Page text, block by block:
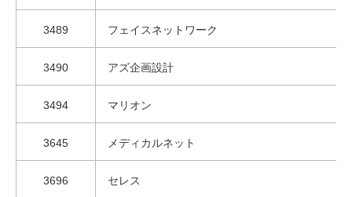
3489 フェイスネットワーク
3490 アズ企画設計
3494 マリオン
3645 メディカルネット
3696 セレス